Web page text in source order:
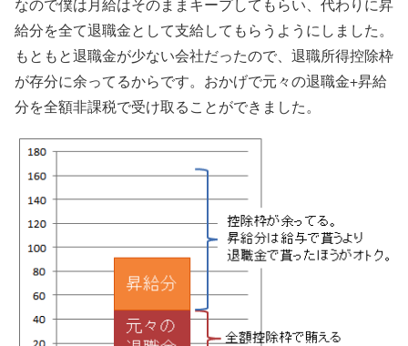
なので僕は月給はそのままキープしてもらい、 代わりに昇
給分を全て退職金として支給してもらうようにしました。
もともと退職金が少ない会社だったので、退職所得控除枠
が存分に余ってるからです。おかげで元々の退職金+昇給
分を全額非課税で受け取ることができました。